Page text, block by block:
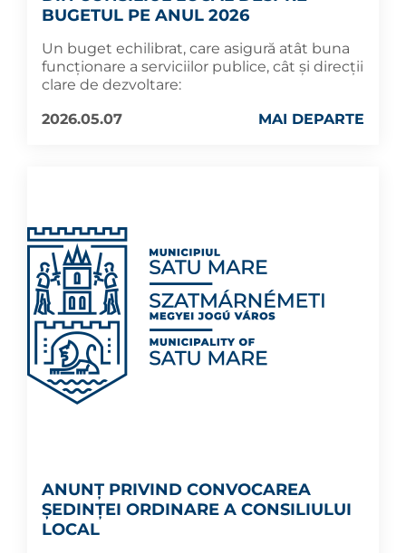
BUGETUL PE ANUL 2026
Un buget echilibrat, care asigură atât buna
funcționare a serviciilor publice, cât și direcții
clare de dezvoltare:
2026.05.07
MAI DEPARTE
ANUNȚ PRIVIND CONVOCAREA
ȘEDINȚEI ORDINARE A CONSILIULUI
LOCAL